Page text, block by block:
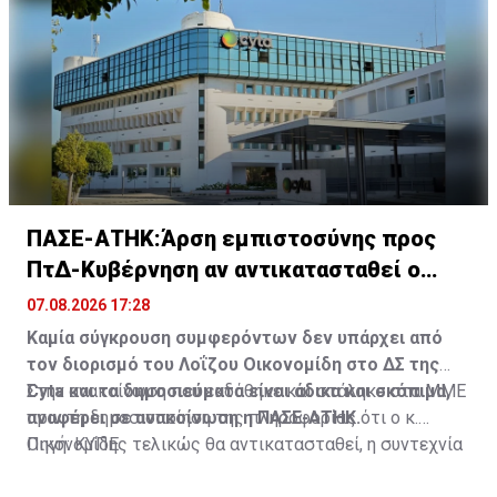
Έργων και της Hermes Airports, που προχώρησαν στις
αναγκαίες ενέργειες.
για επιβίβαση, αποκλειστικά από τους καθορισμένους
χώρους που έχουν διαμορφωθεί, δυτικά των
κτιριακών εγκαταστάσεων, πλησίον των χώρων
αναμονής των λεωφορείων.
ΠΑΣΕ-ΑΤΗΚ:Άρση εμπιστοσύνης προς
ΠτΔ-Κυβέρνηση αν αντικατασταθεί ο
Οικονομίδης
07.08.2026 17:28
Καμία σύγκρουση συμφερόντων δεν υπάρχει από
τον διορισμό του Λοΐζου Οικονομίδη στο ΔΣ της
Cyta και τα δημοσιεύματα είναι άδικα και σκόπιμα,
αναφέρει σε ανακοίνωση η ΠΑΣΕ-ΑΤΗΚ.
Στην ανακοίνωση που εκδόθηκε και στάληκε στα ΜΜΕ
πριν τη δημοσιοποίηση της πληροφορίας ότι ο κ.
Οικονομίδης τελικώς θα αντικατασταθεί, η συντεχνία
Πηγή: ΚΥΠΕ